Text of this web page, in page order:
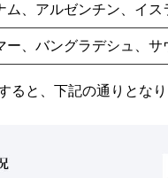
ム、アルゼンチン、イス
ー、バングラデシュ、
と、下記の通りとなり